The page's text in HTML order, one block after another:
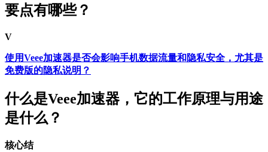
要点有哪些？
V
使用Veee加速器是否会影响手机数据流量和隐私安全，尤其是
免费版的隐私说明？
什么是Veee加速器，它的工作原理与用途
是什么？
核心结